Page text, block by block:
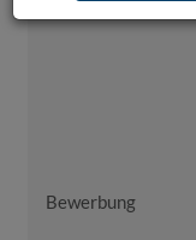
Bewerbung